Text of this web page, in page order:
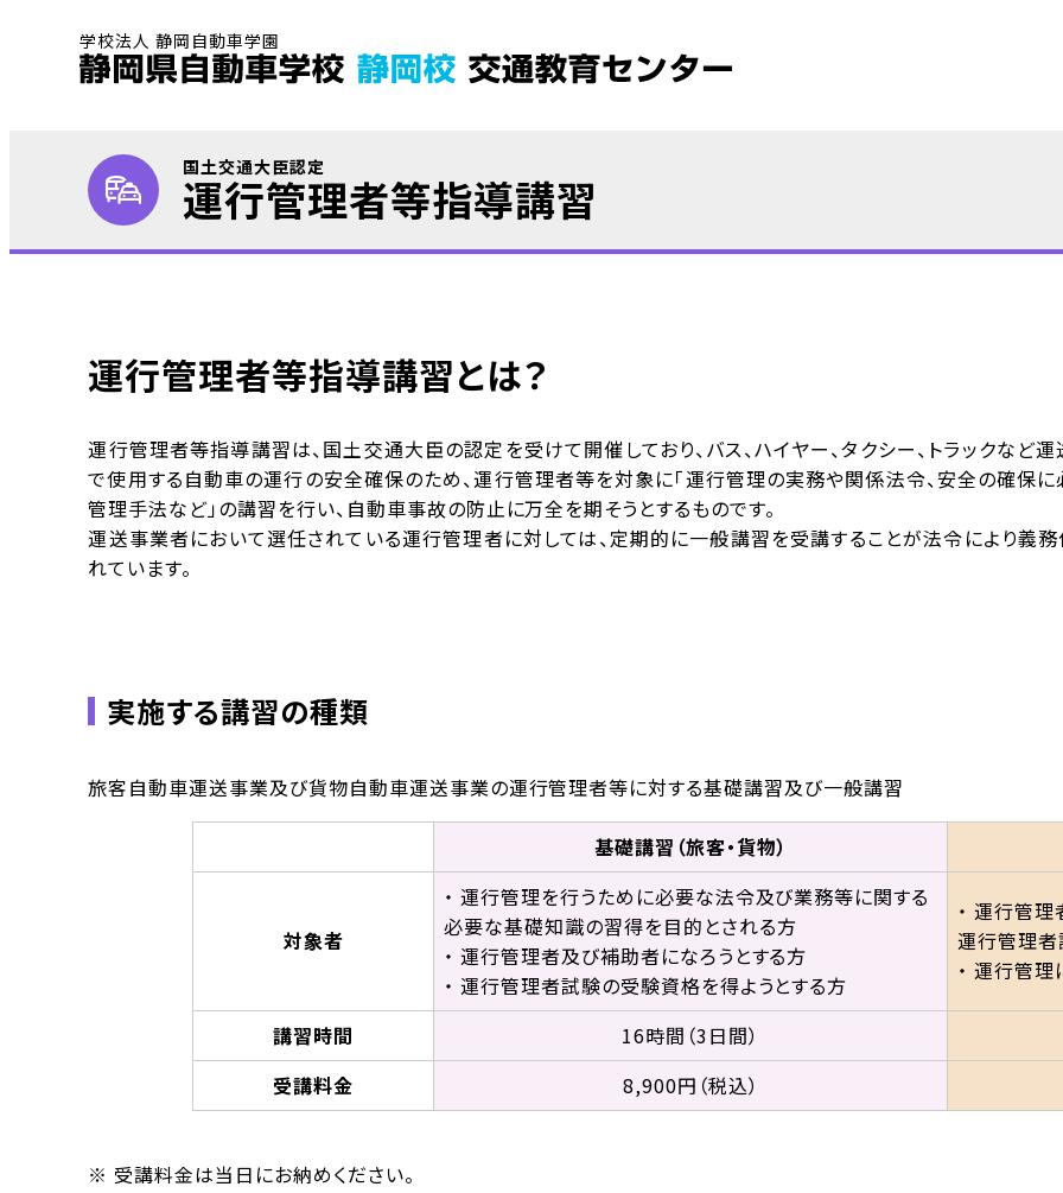
学校法人 静岡自動車学園
国土交通大臣認定
運行管理者等指導講習
運行管理者等指導講習とは？
運行管理者等指導講習は、国土交通大臣の認定を受けて開催しており、バス、ハイヤー、タクシー、トラックなど
で使用する自動車の運行の安全確保のため、運行管理者等を対象に「運行管理の実務や関係法令、安全の確保
管理手法など」の講習を行い、自動車事故の防止に万全を期そうとするものです。
運送事業者において選任されている運行管理者に対しては、定期的に一般講習を受講することが法令により義
れています。
実施する講習の種類
旅客自動車運送事業及び貨物自動車運送事業の運行管理者等に対する基礎講習及び一般講習
基礎講習（旅客・貨物）
対象者
・ 運行管理を行うために必要な法令及び業務等に関する
必要な基礎知識の習得を目的とされる方
・ 運行管理者及び補助者になろうとする方
・ 運行管理者試験の受験資格を得ようとする方
・ 運行管
運行管理者
・ 運行管
講習時間
16時間（3日間）
受講料金
8,900円（税込）
※ 受講料金は当日にお納めください。